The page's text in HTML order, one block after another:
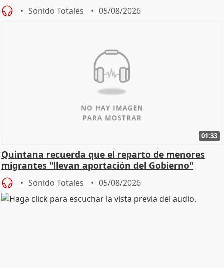
Sonido Totales 05/08/2026
01:33
Quintana recuerda que el reparto de menores
migrantes "llevan aportación del Gobierno"
central
Sonido Totales 05/08/2026